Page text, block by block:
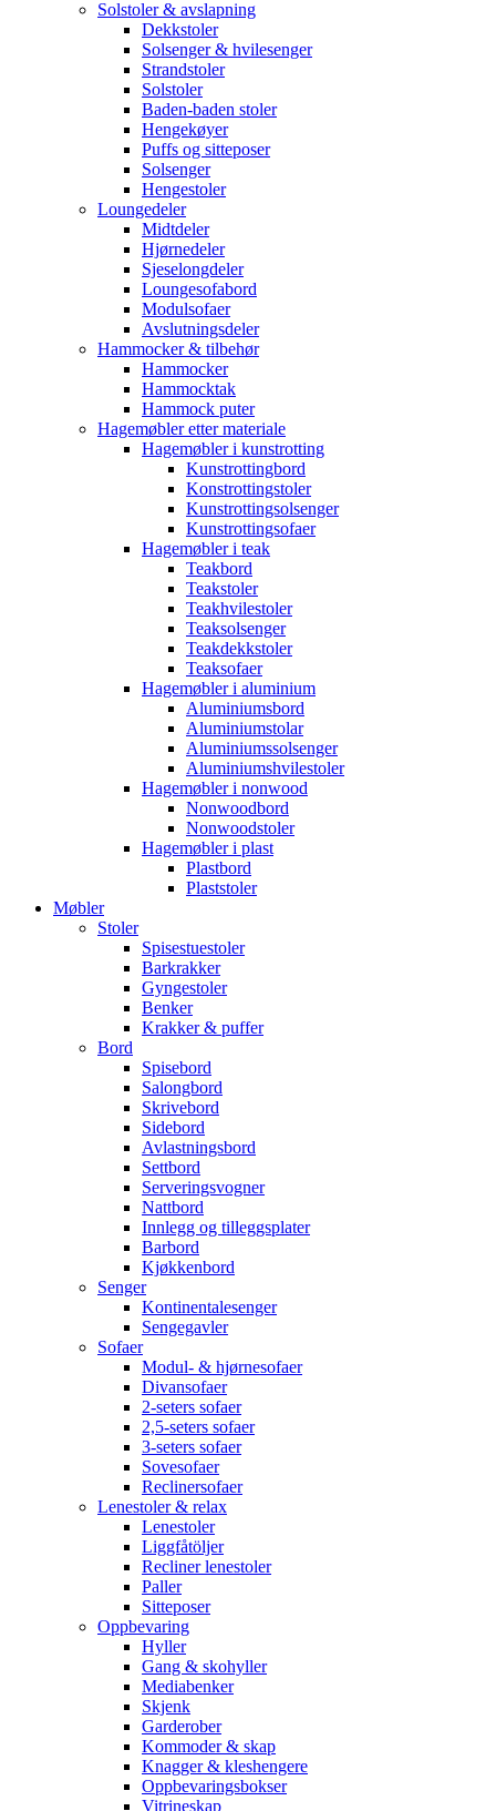
Solstoler & avslapning
Dekkstoler
Solsenger & hvilesenger
Strandstoler
Solstoler
Baden-baden stoler
Hengekøyer
Puffs og sitteposer
Solsenger
Hengestoler
Loungedeler
Midtdeler
Hjørnedeler
Sjeselongdeler
Loungesofabord
Modulsofaer
Avslutningsdeler
Hammocker & tilbehør
Hammocker
Hammocktak
Hammock puter
Hagemøbler etter materiale
Hagemøbler i kunstrotting
Kunstrottingbord
Konstrottingstoler
Kunstrottingsolsenger
Kunstrottingsofaer
Hagemøbler i teak
Teakbord
Teakstoler
Teakhvilestoler
Teaksolsenger
Teakdekkstoler
Teaksofaer
Hagemøbler i aluminium
Aluminiumsbord
Aluminiumstolar
Aluminiumssolsenger
Aluminiumshvilestoler
Hagemøbler i nonwood
Nonwoodbord
Nonwoodstoler
Hagemøbler i plast
Plastbord
Plaststoler
Møbler
Stoler
Spisestuestoler
Barkrakker
Gyngestoler
Benker
Krakker & puffer
Bord
Spisebord
Salongbord
Skrivebord
Sidebord
Avlastningsbord
Settbord
Serveringsvogner
Nattbord
Innlegg og tilleggsplater
Barbord
Kjøkkenbord
Senger
Kontinentalesenger
Sengegavler
Sofaer
Modul- & hjørnesofaer
Divansofaer
2-seters sofaer
2,5-seters sofaer
3-seters sofaer
Sovesofaer
Reclinersofaer
Lenestoler & relax
Lenestoler
Liggfåtöljer
Recliner lenestoler
Paller
Sitteposer
Oppbevaring
Hyller
Gang & skohyller
Mediabenker
Skjenk
Garderober
Kommoder & skap
Knagger & kleshengere
Oppbevaringsbokser
Vitrineskap